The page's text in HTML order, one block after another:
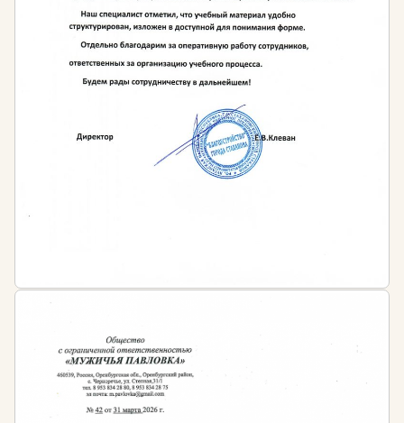
Финансовым управляющим
Начальникам ПТО
Специалистам любого профиля, желающим
получить новую профессию
Периодичность обучения:
После окончания курса обучающийся получает
диплом о профессиональной переподготовке
бессрочным сроком действия.
программы повышения квалификации,
периодичность которых устанавливается:
Профессиональными стандартами в сфере
сметного дела и ценообразования
Иными нормативно-правовыми актами в